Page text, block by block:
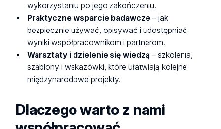
wykorzystaniu po jego zakończeniu.
Praktyczne wsparcie badawcze – jak
bezpiecznie używać, opisywać i udostępniać
wyniki współpracownikom i partnerom.
Warsztaty i dzielenie się wiedzą – szkolenia,
szablony i wskazówki, które ułatwiają kolejne
międzynarodowe projekty.
Dlaczego warto z nami